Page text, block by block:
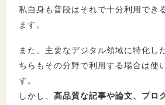
プロンプトエンジニアリング
から使える実践ポイント
私自身も普段はそれで十分利用でき
ます。
また、主要なデジタル領域に特化し
ちらもその分野で利用する場合は使
す。
しかし、 高品質な記事や論文、プロ